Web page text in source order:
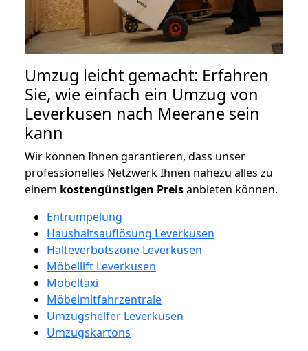
Umzug leicht gemacht: Erfahren
Sie, wie einfach ein Umzug von
Leverkusen nach Meerane sein
kann
Wir können Ihnen garantieren, dass unser
professionelles Netzwerk Ihnen nahezu alles zu
einem kostengünstigen Preisanbieten können.
Entrümpelung
Haushaltsauflösung Leverkusen
Halteverbotszone Leverkusen
Möbellift Leverkusen
Möbeltaxi
Möbelmitfahrzentrale
Umzugshelfer Leverkusen
Umzugskartons